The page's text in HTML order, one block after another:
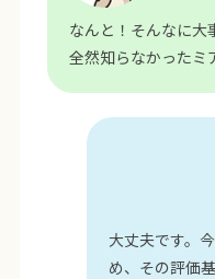
なんと！そんなに大
全然知らなかったミ
大丈夫です。
め、その評価